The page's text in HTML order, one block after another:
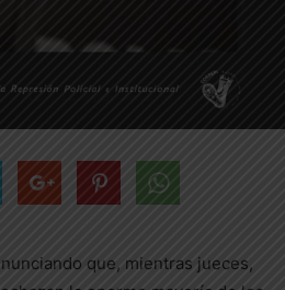
que, mientras jueces,